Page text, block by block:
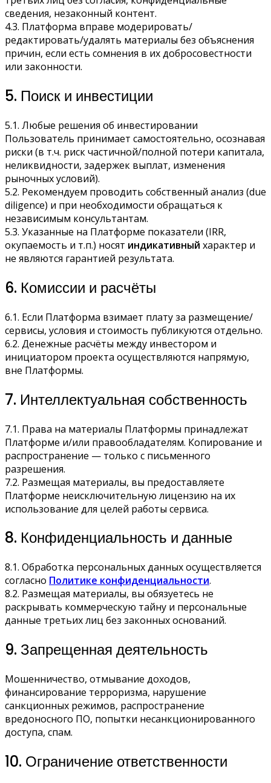
сведения, незаконный контент.
4.3. Платформа вправе модерировать/
редактировать/удалять материалы без объяснения
причин, если есть сомнения в их добросовестности
или законности.
5. Поиск и инвестиции
5.1. Любые решения об инвестировании
Пользователь принимает самостоятельно, осознавая
риски (в т.ч. риск частичной/полной потери капитала,
неликвидности, задержек выплат, изменения
рыночных условий).
5.2. Рекомендуем проводить собственный анализ (due
diligence) и при необходимости обращаться к
независимым консультантам.
5.3. Указанные на Платформе показатели (IRR,
окупаемость и т.п.) носят индикативный характер и
не являются гарантией результата.
6. Комиссии и расчёты
6.1. Если Платформа взимает плату за размещение/
сервисы, условия и стоимость публикуются отдельно.
6.2. Денежные расчёты между инвестором и
инициатором проекта осуществляются напрямую,
вне Платформы.
7. Интеллектуальная собственность
7.1. Права на материалы Платформы принадлежат
Платформе и/или правообладателям. Копирование и
распространение — только с письменного
разрешения.
7.2. Размещая материалы, вы предоставляете
Платформе неисключительную лицензию на их
использование для целей работы сервиса.
8. Конфиденциальность и данные
8.1. Обработка персональных данных осуществляется
согласно Политике конфиденциальности.
8.2. Размещая материалы, вы обязуетесь не
раскрывать коммерческую тайну и персональные
данные третьих лиц без законных оснований.
9. Запрещенная деятельность
Мошенничество, отмывание доходов,
финансирование терроризма, нарушение
санкционных режимов, распространение
вредоносного ПО, попытки несанкционированного
доступа, спам.
10. Ограничение ответственности